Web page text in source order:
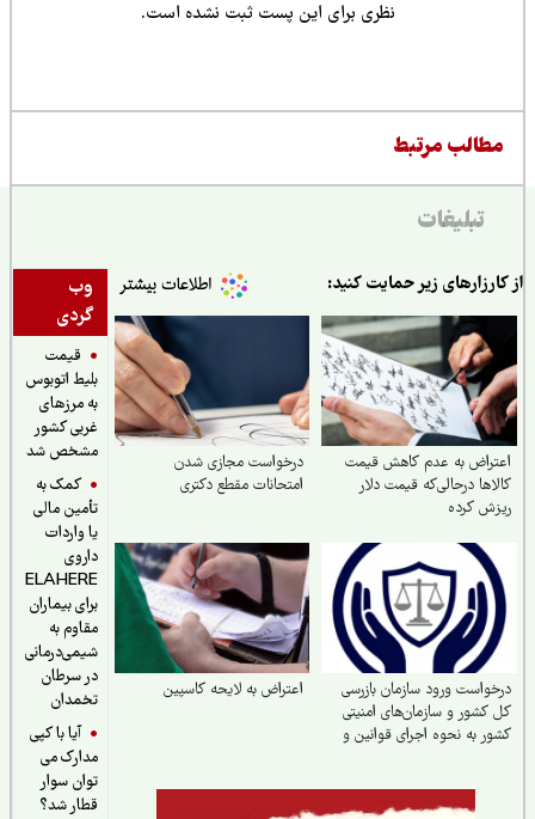
نظری برای این پست ثبت نشده است.
مرتبط
تبلیغات
وب
گردی
قیمت
بلیط اتوبوس
به مرزهای
غربی کشور
مشخص شد
کمک به
تأمین مالی
یا واردات
داروی
ELAHERE
برای بیماران
مقاوم به
شیمی‌درمانی
در سرطان
تخمدان
آیا با کپی
مدارک می
توان سوار
قطار شد؟
زیر حمایت کنید:
به عدم کاهش‌ قیمت
درحالی‌که قیمت دلار
کرده
درخواست مجازی شدن
امتحانات مقطع دکتری
ورود سازمان بازرسی
و سازمان‌های امنیتی
به نحوه اجرای قوانین و
اعتراض به لایحه کاسپین